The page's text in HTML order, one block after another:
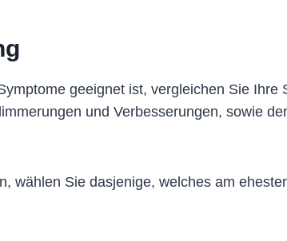
geeignet ist, vergleichen Sie Ihre
und Verbesserungen, sowie
wählen Sie dasjenige, welches am